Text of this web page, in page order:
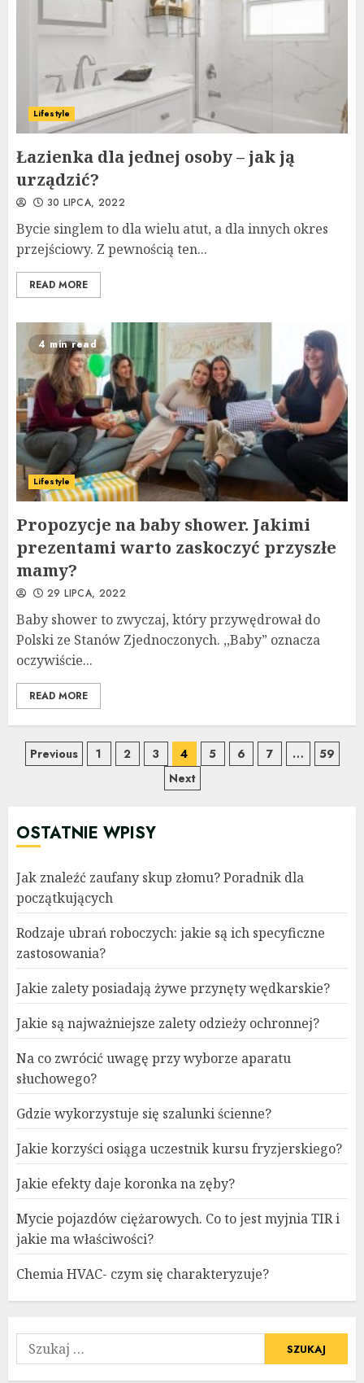
Lifestyle
Łazienka dla jednej osoby – jak ją
urządzić?
30 LIPCA, 2022
Bycie singlem to dla wielu atut, a dla innych okres
przejściowy. Z pewnością ten...
READ MORE
4 min read
Lifestyle
Propozycje na baby shower. Jakimi
prezentami warto zaskoczyć przyszłe
mamy?
29 LIPCA, 2022
Baby shower to zwyczaj, który przywędrował do
Polski ze Stanów Zjednoczonych. ,,Baby” oznacza
oczywiście...
READ MORE
Nawigacja
wpisach
Previous 1 2 3 4 5 6 7 …
59
Next
OSTATNIE WPISY
Jak znaleźć zaufany skup złomu? Poradnik dla
początkujących
Rodzaje ubrań roboczych: jakie są ich specyficzne
zastosowania?
Jakie zalety posiadają żywe przynęty wędkarskie?
Jakie są najważniejsze zalety odzieży ochronnej?
Na co zwrócić uwagę przy wyborze aparatu
słuchowego?
Gdzie wykorzystuje się szalunki ścienne?
Jakie korzyści osiąga uczestnik kursu fryzjerskiego?
Jakie efekty daje koronka na zęby?
Mycie pojazdów ciężarowych. Co to jest myjnia TIR i
jakie ma właściwości?
Chemia HVAC- czym się charakteryzuje?
Szukaj: